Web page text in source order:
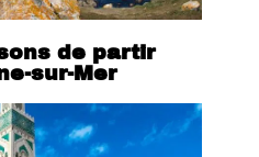
de partir
sur-Mer